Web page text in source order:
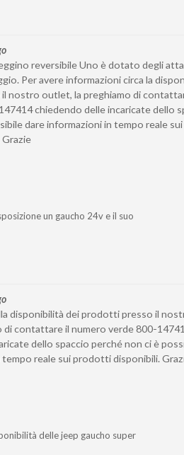
reversibile Uno è dotato degli
Per avere informazioni circa la
nostro outlet, la preghiamo di
chiedendo delle incaricate dello
dare informazioni in tempo reale sui
un gaucho 24v e il suo
disponibilità dei prodotti presso il
di contattare il numero verde 800-
dello spaccio perché non ci è
reale sui prodotti disponibili.
delle jeep gaucho super